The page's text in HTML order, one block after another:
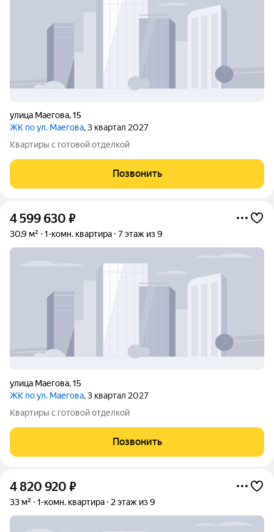
улица Маегова,15
ЖК по ул. Маегова, 3 квартал 2027
Квартиры с готовой отделкой
Позвонить
4 599 630 ₽
30,9 м² 1-комн. квартира 7 этаж из 9
улица Маегова,15
ЖК по ул. Маегова, 3 квартал 2027
Квартиры с готовой отделкой
Позвонить
4 820 920 ₽
33 м² 1-комн. квартира 2 этаж из 9